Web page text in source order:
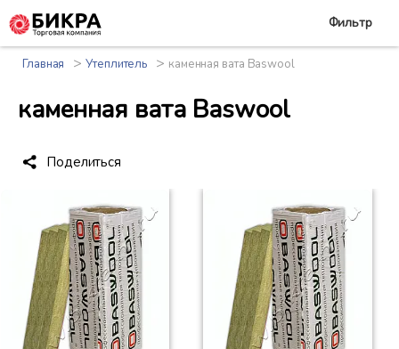
Главная >Утеплитель > каменная вата Baswool
каменная вата Baswool
Поделиться
Фильтр